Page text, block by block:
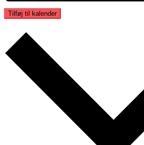
Tilføj til kalender